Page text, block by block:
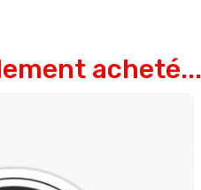
acheté...